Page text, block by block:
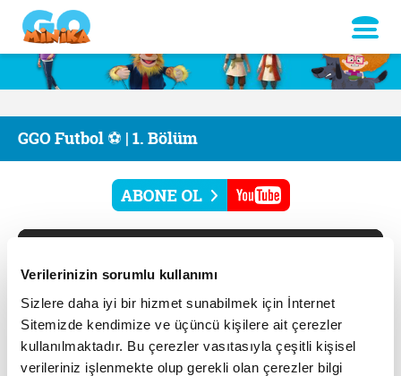
Verilerinizin sorumlu kullanımı
Sizlere daha iyi bir hizmet sunabilmek için İnternet
Sitemizde kendimize ve üçüncü kişilere ait çerezler
kullanılmaktadır. Bu çerezler vasıtasıyla çeşitli kişisel
verileriniz işlenmekte olup gerekli olan çerezler bilgi
GGO Futbol ⚽ | 1. Bölüm